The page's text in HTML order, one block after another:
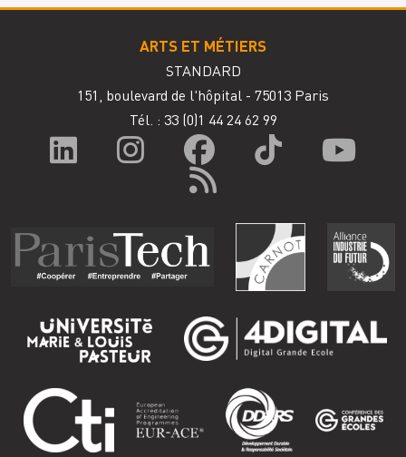
ARTS ET MÉTIERS
STANDARD
151, boulevard de l'hôpital - 75013 Paris
Tél. : 33 (0)1 44 24 62 99